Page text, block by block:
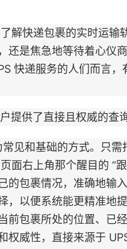
解快递包裹的实时运
还是焦急地等待着心仪
快递服务的人们而言
供了直接且权威的查询
和基础的方式。只需
右上角那个醒目的 “
的包裹情况，准确地输
，以便系统能更精准地
前包裹所处的位置、已
权威性，直接来源于